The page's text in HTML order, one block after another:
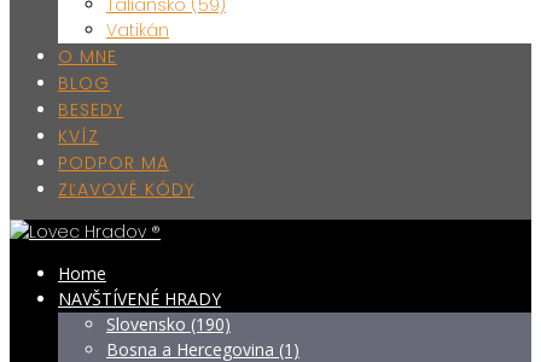
Taliansko (59)
Vatikán
O MNE
BLOG
BESEDY
KVÍZ
PODPOR MA
ZĽAVOVÉ KÓDY
Home
NAVŠTÍVENÉ HRADY
Slovensko (190)
Bosna a Hercegovina (1)